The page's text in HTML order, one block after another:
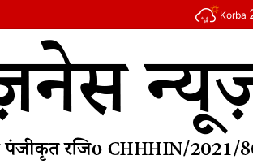
Korba